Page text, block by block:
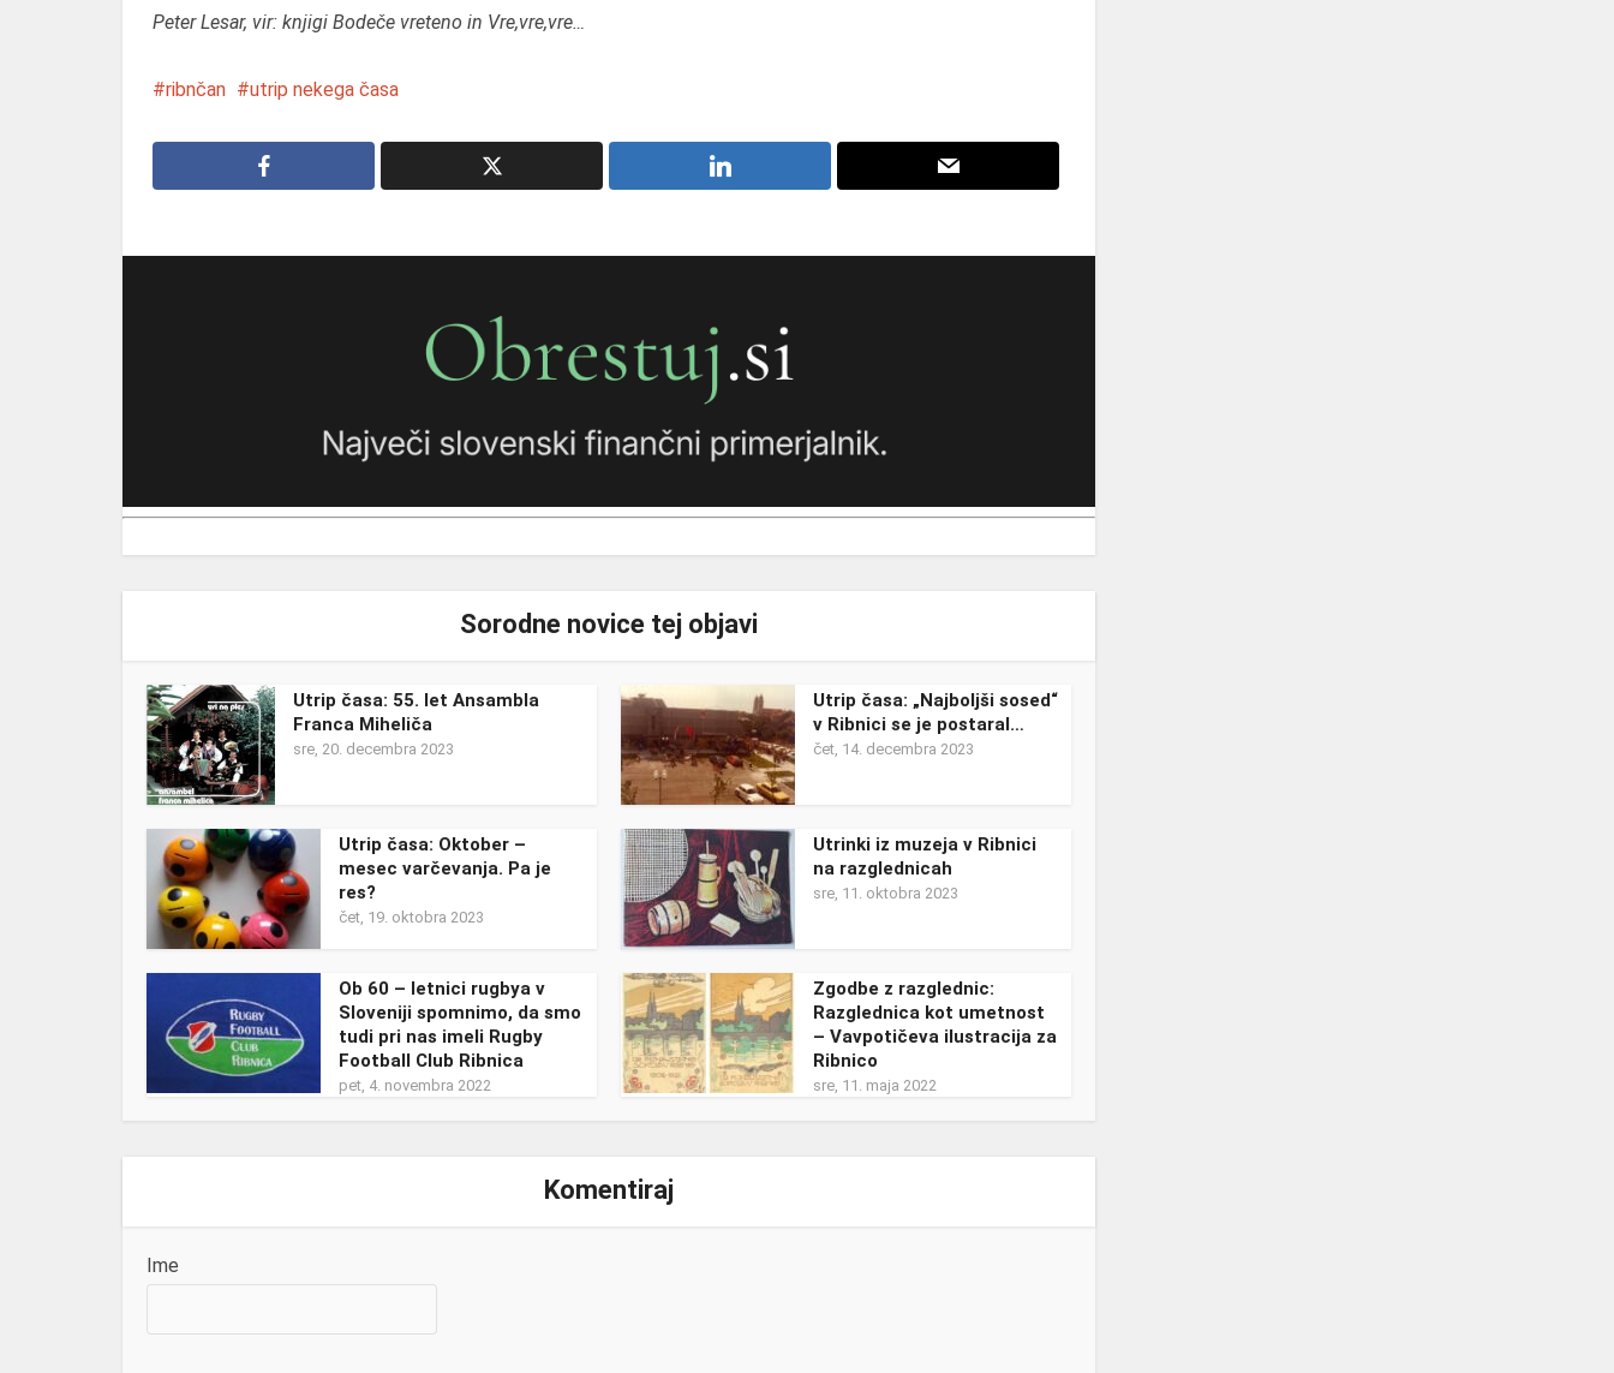
Peter Lesar, vir: knjigi Bodeče vreteno in Vre,vre,vre…
ribnčan utrip nekega časa
Sorodne novice tej objavi
Utrip časa: 55. let Ansambla
Franca Miheliča
sre, 20. decembra 2023
Utrip časa: „Najboljši sosed“
v Ribnici se je postaral…
čet, 14. decembra 2023
Utrip časa: Oktober –
mesec varčevanja. Pa je
res?
čet, 19. oktobra 2023
Utrinki iz muzeja v Ribnici
na razglednicah
sre, 11. oktobra 2023
Ob 60 – letnici rugbya v
Sloveniji spomnimo, da smo
tudi pri nas imeli Rugby
Football Club Ribnica
pet, 4. novembra 2022
Zgodbe z razglednic:
Razglednica kot umetnost
– Vavpotičeva ilustracija za
Ribnico
sre, 11. maja 2022
Komentiraj
Ime